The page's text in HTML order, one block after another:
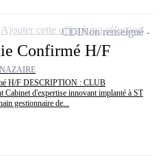
Confirmé H/F
H/F DESCRIPTION : CLUB
d'expertise innovant implanté à ST
gestionnaire de...
CDINon renseigné
Ajouter cette offre à ma sélection